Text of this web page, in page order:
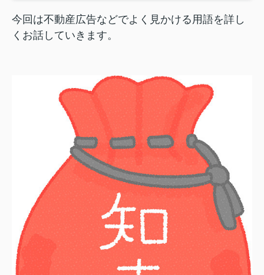
今回は不動産広告などでよく見かける用語を詳し
くお話していきます。